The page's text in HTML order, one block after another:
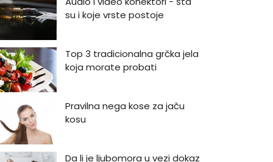
su i koje vrste postoje
Top 3 tradicionalna grčka jela
koja morate probati
Pravilna nega kose za jaču
kosu
Da li je ljubomora u vezi dokaz